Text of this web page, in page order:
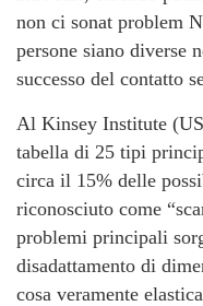
non ci sonat problem
persone siano diverse
successo del contatto
Al Kinsey Institute
tabella di 25 tipi
circa il 15% delle
riconosciuto come
problemi principali
disadattamento di
cosa veramente